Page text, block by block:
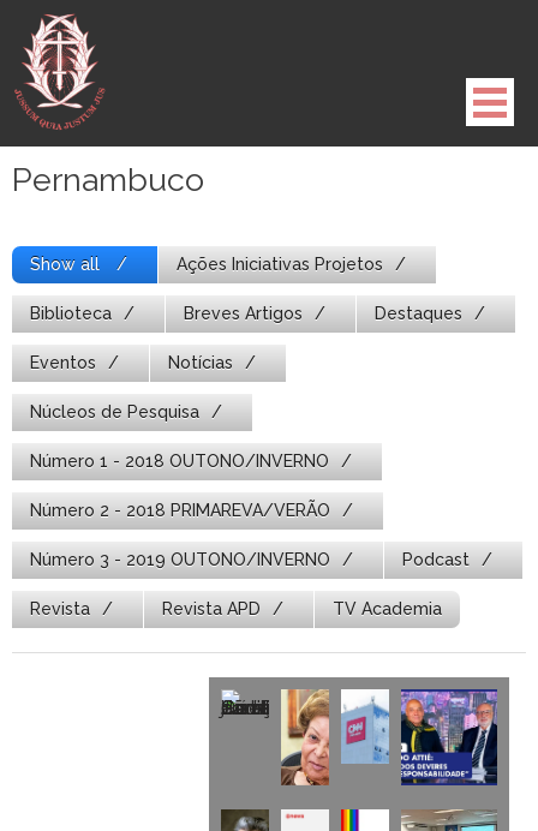
para
conteúdo
Pernambuco
Show all Ações Iniciativas Projetos
Biblioteca Breves Artigos Destaques
Eventos Notícias
Núcleos de Pesquisa
Número 1 - 2018 OUTONO/INVERNO
Número 2 - 2018 PRIMAREVA/VERÃO
Número 3 - 2019 OUTONO/INVERNO Podcast
Revista Revista APD TV Academia